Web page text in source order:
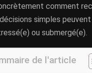
comment
simples
ou submergé(e).
de l'article